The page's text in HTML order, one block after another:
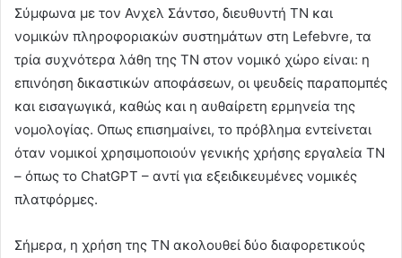
Σύμφωνα με τον Ανχελ Σάντσο, διευθυντή ΤΝ και
νομικών πληροφοριακών συστημάτων στη Lefebvre, τα
τρία συχνότερα λάθη της ΤΝ στον νομικό χώρο είναι: η
επινόηση δικαστικών αποφάσεων, οι ψευδείς παραπομπές
και εισαγωγικά, καθώς και η αυθαίρετη ερμηνεία της
νομολογίας. Οπως επισημαίνει, το πρόβλημα εντείνεται
όταν νομικοί χρησιμοποιούν γενικής χρήσης εργαλεία ΤΝ
– όπως το ChatGPT – αντί για εξειδικευμένες νομικές
πλατφόρμες.
Σήμερα, η χρήση της ΤΝ ακολουθεί δύο διαφορετικούς